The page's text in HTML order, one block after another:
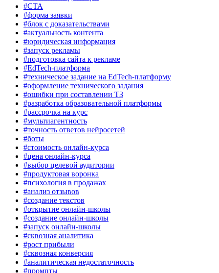
#CTA
#форма заявки
#блок с доказательствами
#актуальность контента
#юридическая информация
#запуск рекламы
#подготовка сайта к рекламе
#EdTech-платформа
#техническое задание на EdTech-платформу
#оформление технического задания
#ошибки при составлении ТЗ
#разработка образовательной платформы
#рассрочка на курс
#мультиагентность
#точность ответов нейросетей
#боты
#стоимость онлайн-курса
#цена онлайн-курса
#выбор целевой аудитории
#продуктовая воронка
#психология в продажах
#анализ отзывов
#создание текстов
#открытие онлайн-школы
#создание онлайн-школы
#запуск онлайн-школы
#сквозная аналитика
#рост прибыли
#сквозная конверсия
#аналитическая недостаточность
#промпты